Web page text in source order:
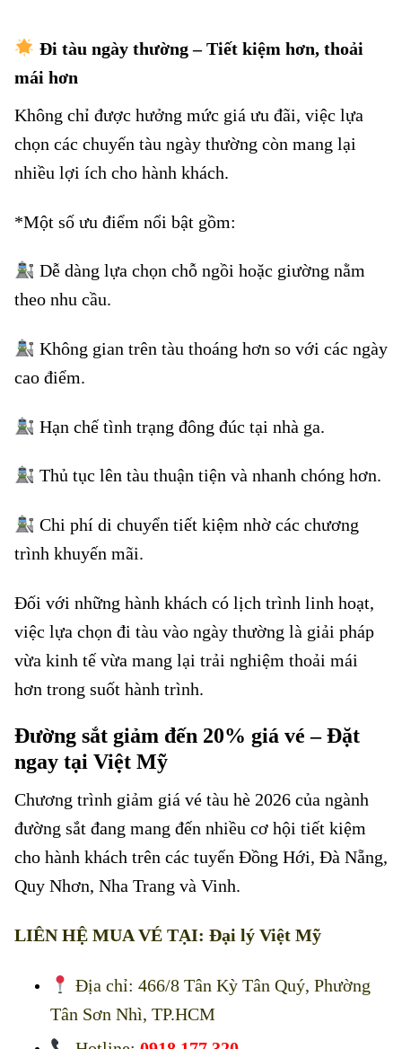
Đi tàu ngày thường – Tiết kiệm hơn, thoải
mái hơn
Không chỉ được hưởng mức giá ưu đãi, việc lựa
chọn các chuyến tàu ngày thường còn mang lại
nhiều lợi ích cho hành khách.
*Một số ưu điểm nổi bật gồm:
Dễ dàng lựa chọn chỗ ngồi hoặc giường nằm
theo nhu cầu.
Không gian trên tàu thoáng hơn so với các ngày
cao điểm.
Hạn chế tình trạng đông đúc tại nhà ga.
Thủ tục lên tàu thuận tiện và nhanh chóng hơn.
Chi phí di chuyển tiết kiệm nhờ các chương
trình khuyến mãi.
Đối với những hành khách có lịch trình linh hoạt,
việc lựa chọn đi tàu vào ngày thường là giải pháp
vừa kinh tế vừa mang lại trải nghiệm thoải mái
hơn trong suốt hành trình.
Đường sắt giảm đến 20% giá vé – Đặt
ngay tại Việt Mỹ
Chương trình giảm giá vé tàu hè 2026 của ngành
đường sắt đang mang đến nhiều cơ hội tiết kiệm
cho hành khách trên các tuyến Đồng Hới, Đà Nẵng,
Quy Nhơn, Nha Trang và Vinh.
LIÊN HỆ MUA VÉ TẠI: Đại lý Việt Mỹ
Địa chỉ: 466/8 Tân Kỳ Tân Quý, Phường
Tân Sơn Nhì, TP.HCM